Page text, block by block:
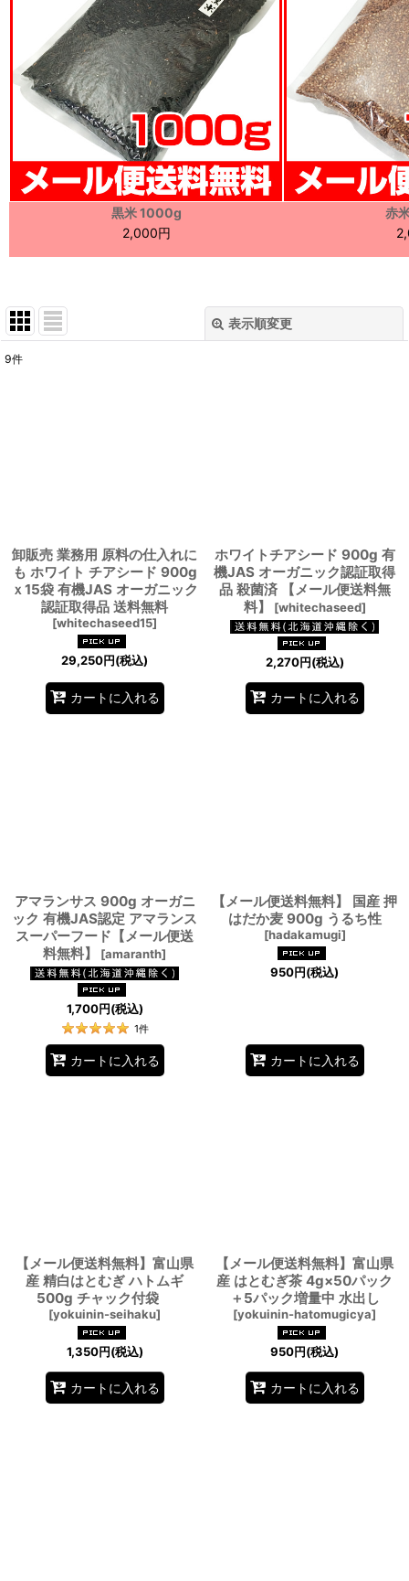
黒米 1000g
2,000円
赤
表示順変更
9件
卸販売 業務用 原料の仕入れに
も ホワイト チアシード 900g
ｘ15袋 有機JAS オーガニック
認証取得品 送料無料
[whitechaseed15]
29,250円(税込)
カートに入れる
ホワイトチアシード 900g 有
機JAS オーガニック認証取得
品 殺菌済 【メール便送料無
料】
[whitechaseed]
2,270円(税込)
カートに入れる
アマランサス 900g オーガニ
ック 有機JAS認定 アマランス
スーパーフード【メール便送
料無料】
[amaranth]
1,700円(税込)
1件
カートに入れる
【メール便送料無料】 国産 押
はだか麦 900g うるち性
[hadakamugi]
950円(税込)
カートに入れる
【メール便送料無料】富山県
産 精白はとむぎ ハトムギ
500g チャック付袋
[yokuinin-seihaku]
1,350円(税込)
カートに入れる
【メール便送料無料】富山県
産 はとむぎ茶 4g×50パック
＋5パック増量中 水出し
[yokuinin-hatomugicya]
950円(税込)
カートに入れる